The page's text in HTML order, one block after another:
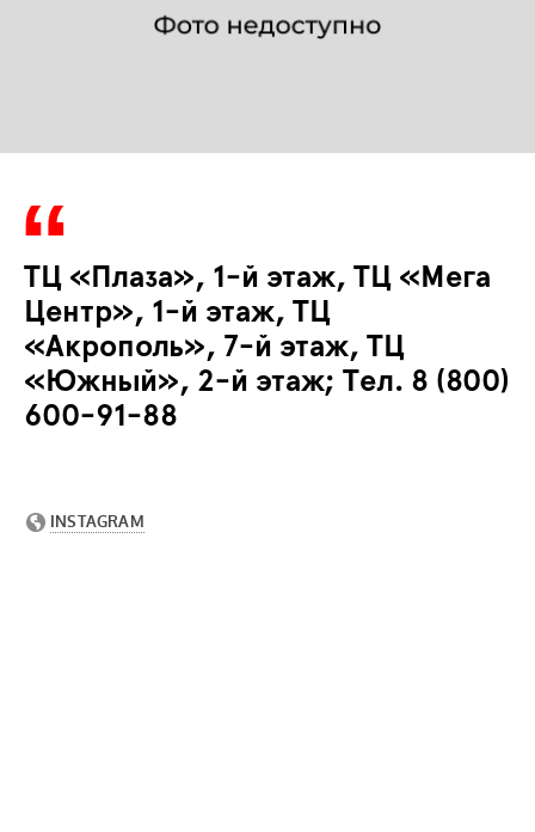
ТЦ «Плаза», 1-й этаж, ТЦ «Мега
Центр», 1-й этаж, ТЦ
«Акрополь», 7-й этаж, ТЦ
«Южный», 2-й этаж; Тел. 8 (800)
600-91-88